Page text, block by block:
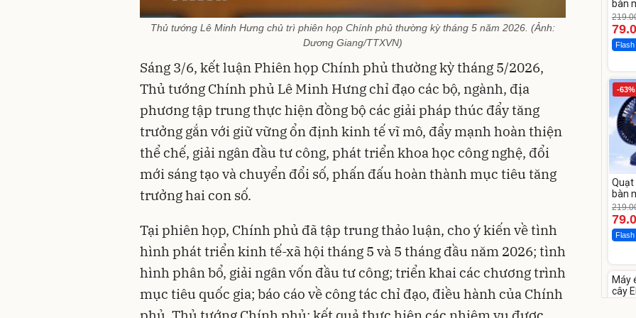
Thủ tướng Lê Minh Hưng chủ trì phiên họp Chính phủ thường kỳ tháng 5 năm 2026. (Ảnh:
Dương Giang/TTXVN)
Sáng 3/6, kết luận Phiên họp Chính phủ thường kỳ tháng 5/2026,
Thủ tướng Chính phủ Lê Minh Hưng chỉ đạo các bộ, ngành, địa
phương tập trung thực hiện đồng bộ các giải pháp thúc đẩy tăng
trưởng gắn với giữ vững ổn định kinh tế vĩ mô, đẩy mạnh hoàn thiện
thể chế, giải ngân đầu tư công, phát triển khoa học công nghệ, đổi
mới sáng tạo và chuyển đổi số, phấn đấu hoàn thành mục tiêu tăng
trưởng hai con số.
Tại phiên họp, Chính phủ đã tập trung thảo luận, cho ý kiến về tình
hình phát triển kinh tế-xã hội tháng 5 và 5 tháng đầu năm 2026; tình
hình phân bổ, giải ngân vốn đầu tư công; triển khai các chương trình
mục tiêu quốc gia; báo cáo về công tác chỉ đạo, điều hành của Chính
bàn
Flash
-63%
Quạt
bàn
Flash
-28%
Máy
cây